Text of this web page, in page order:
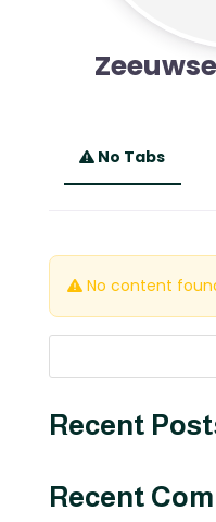
No Tabs
No content
Recent
Recent